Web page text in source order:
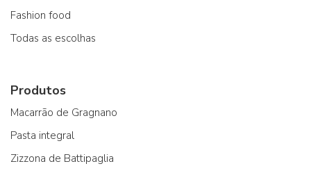
Fashion food
Todas as escolhas
Produtos
Macarrão de Gragnano
Pasta integral
Zizzona de Battipaglia